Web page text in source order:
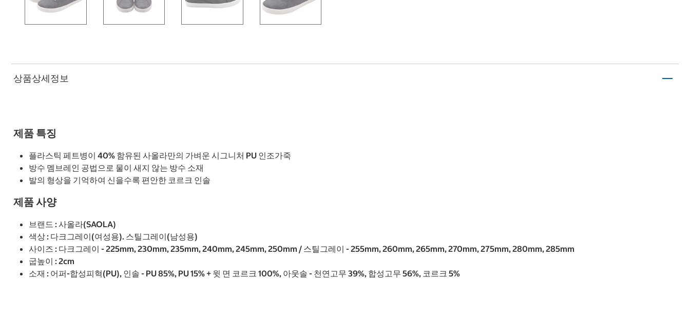
상품상세정보
제품 특징
플라스틱 페트병이 40% 함유된 사올라만의 가벼운 시그니처 PU 인조가죽
방수 멤브레인 공법으로 물이 새지 않는 방수 소재
발의 형상을 기억하여 신을수록 편안한 코르크 인솔
제품 사양
브랜드 : 사올라(SAOLA)
색상 : 다크그레이(여성용). 스틸그레이(남성용)
사이즈 : 다크그레이 - 225mm, 230mm, 235mm, 240mm, 245mm, 250mm / 스틸그레이 - 255mm, 260mm, 265mm, 270mm, 275mm, 280mm, 285mm
굽높이 : 2cm
소재 : 어퍼-합성피혁(PU), 인솔 - PU 85%, PU 15% + 윗 면 코르크 100%, 아웃솔 - 천연고무 39%, 합성고무 56%, 코르크 5%